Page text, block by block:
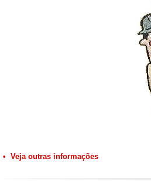
• Veja outras informações